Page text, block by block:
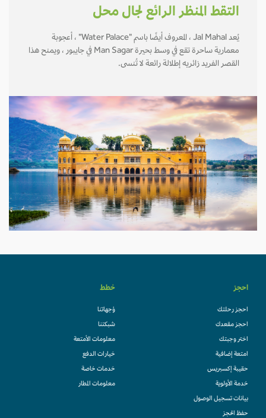
التقط المنظر الرائع لجال محل
يُعد Jal Mahal ، المعروف أيضًا باسم "Water Palace" ، أعجوبة
معمارية ساحرة تقع في وسط بحيرة Man Sagar في جايبور ، ويمنح هذا
القصر الفريد زائريه إطلالة رائعة لا تُنسى.
احجز
احجز رحلتك
احجز مقعدك
اختر وجبتك
امتعة إضافية
حقيبة إكسبريس
خدمة الأولوية
بيانات تسجيل الوصول
حفظ الحجز
خطط
وُجهاتنا
شبكتنا
معلومات الأمتعة
خيارات الدفع
خدمات خاصة
معلومات المطار